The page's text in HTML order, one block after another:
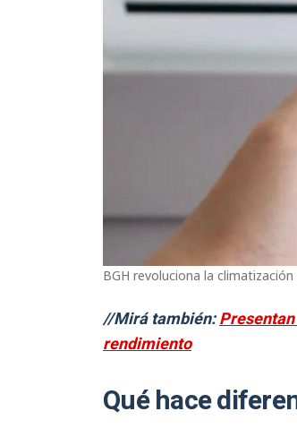
BGH revoluciona la
//Mirá también:
rendimiento
Qué hace